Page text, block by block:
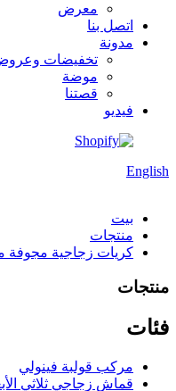
معرض
اتصل بنا
مدونة
تخفيضات
موضة
قصتنا
فيديو
English
بيت
منتجات
كريات زجاجية مجوفة
منتجات
فئات
مركب قولبة فينولي
قماش زجاجي ثلاثي